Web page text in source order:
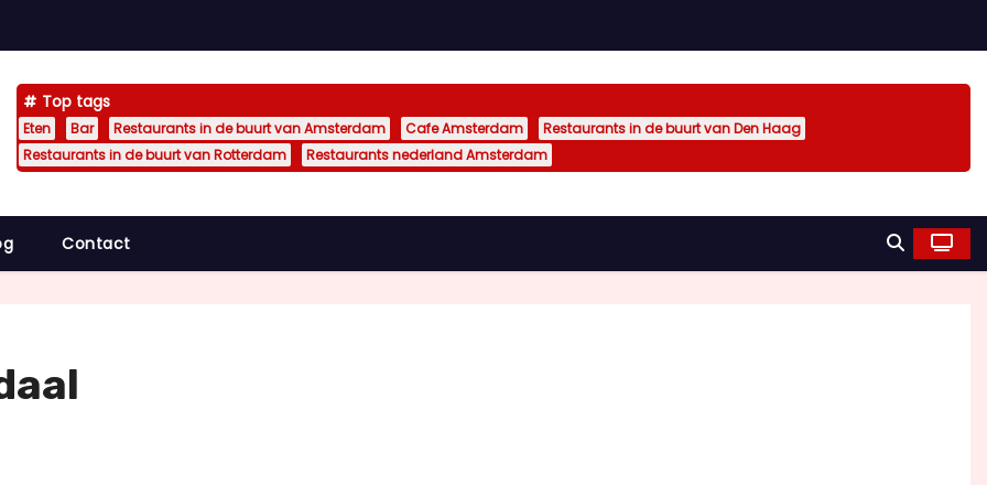
Top tags
Eten Bar Restaurants in de buurt van Amsterdam Cafe Amsterdam
Restaurants in de buurt van Den Haag
Restaurants in de buurt van Rotterdam
Restaurants nederland Amsterdam
Contact